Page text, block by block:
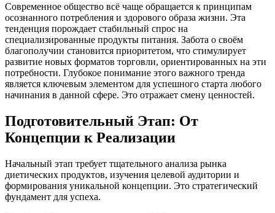
Современное общество всё чаще обращается к принципам
осознанного потребления и здорового образа жизни. Эта
тенденция порождает стабильный спрос на
специализированные продукты питания. Забота о своём
благополучии становится приоритетом, что стимулирует
развитие новых форматов торговли, ориентированных на эти
потребности. Глубокое понимание этого важного тренда
является ключевым элементом для успешного старта любого
начинания в данной сфере. Это отражает смену ценностей.
Подготовительный Этап: От
Концепции к Реализации
Начальный этап требует тщательного анализа рынка
диетических продуктов, изучения целевой аудитории и
формирования уникальной концепции. Это стратегический
фундамент для успеха.